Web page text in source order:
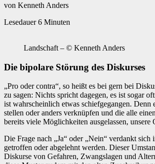
von Kenneth Anders
Lesedauer 6 Minuten
Landschaft – © Kenneth Anders
Die bipolare Störung des Diskurses
„Pro oder contra“, so heißt es bei gern bei
zu sagen: Nichts spricht dagegen, es ist sogar
ist wahrscheinlich etwas schiefgegangen.
stellen oder anders verknüpfen und die alle
bereits viele Möglichkeiten ausgelassen,
Die Frage nach „Ja“ oder „Nein“ verdankt
getroffen oder abgelehnt werden. Dieser
Diskurse von Gefahren, Zwangslagen und